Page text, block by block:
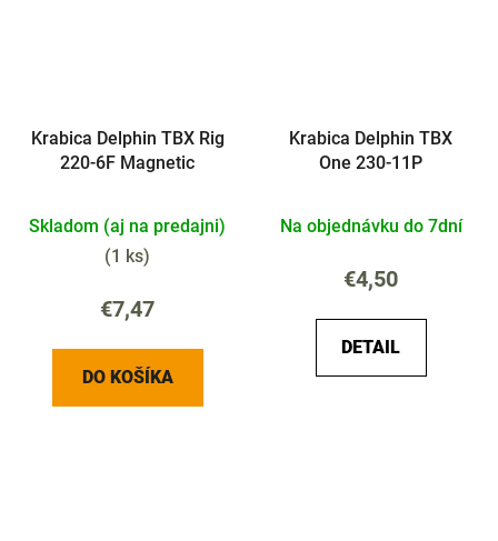
Krabica Delphin TBX Rig
220-6F Magnetic
Skladom (aj na predajni)
(1 ks)
€7,47
DO KOŠÍKA
Krabica Delphin TBX
One 230-11P
Na objednávku do 7dní
€4,50
DETAIL